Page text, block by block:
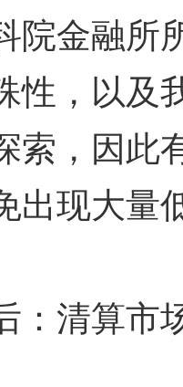
金融所
性，以及
索，因此
出现大量
：清算市